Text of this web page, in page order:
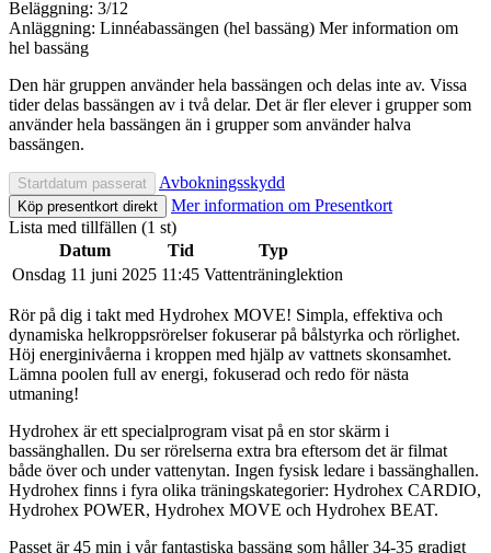
Beläggning: 3/12
Anläggning: Linnéabassängen (hel bassäng) Mer information om
hel bassäng
Den här gruppen använder hela bassängen och delas inte av. Vissa
tider delas bassängen av i två delar. Det är fler elever i grupper som
använder hela bassängen än i grupper som använder halva
bassängen.
Avbokningsskydd
Mer information om Presentkort
Lista med tillfällen (1 st)
Datum
Tid
Typ
Onsdag 11 juni 2025 11:45 Vattenträninglektion
Rör på dig i takt med Hydrohex MOVE! Simpla, effektiva och
dynamiska helkroppsrörelser fokuserar på bålstyrka och rörlighet.
Höj energinivåerna i kroppen med hjälp av vattnets skonsamhet.
Lämna poolen full av energi, fokuserad och redo för nästa
utmaning!
Hydrohex är ett specialprogram visat på en stor skärm i
bassänghallen. Du ser rörelserna extra bra eftersom det är filmat
både över och under vattenytan. Ingen fysisk ledare i bassänghallen.
Hydrohex finns i fyra olika träningskategorier: Hydrohex CARDIO,
Hydrohex POWER, Hydrohex MOVE och Hydrohex BEAT.
Passet är 45 min i vår fantastiska bassäng som håller 34-35 gradigt